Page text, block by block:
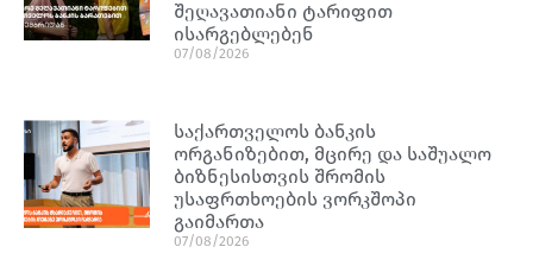
შეღავათიანი ტარიფით
ისარგებლებენ
07/08/2026
საქართველოს ბანკის
ორგანიზებით, მცირე და საშუალო
ბიზნესისთვის შრომის
უსაფრთხოების ვორკშოპი
გაიმართა
07/08/2026